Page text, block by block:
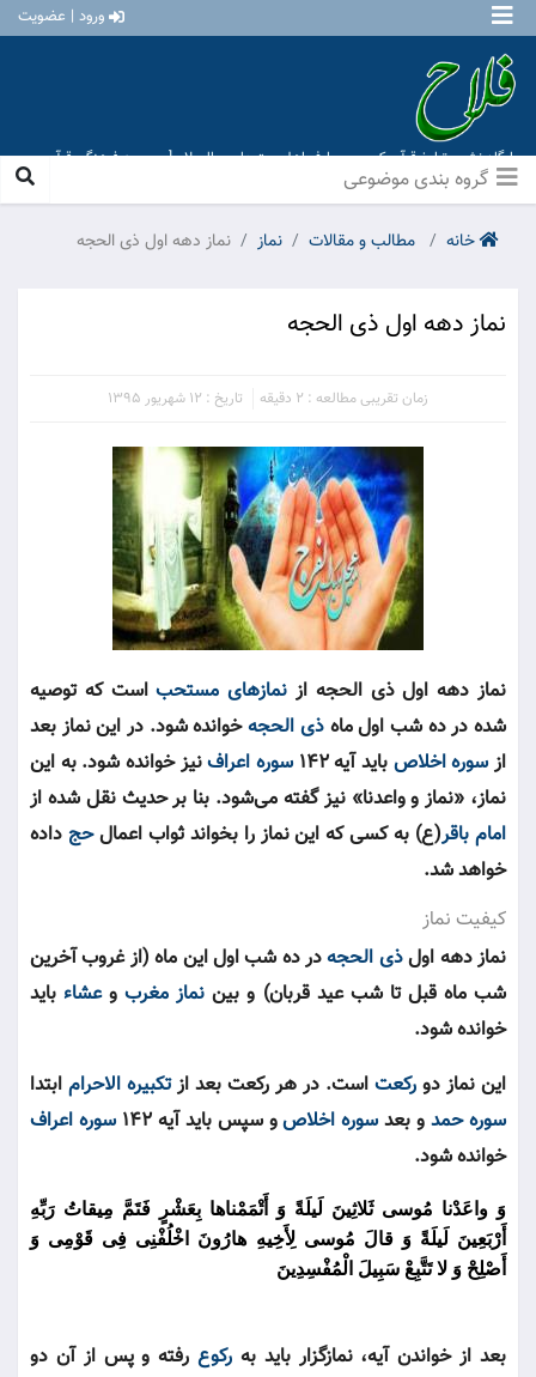
ورود | عضویت
پایگاه نشر و تبلیغ قرآن کریم و معارف اهل بیت علیهم السلام [ موسسه فرهنگی قرآن و
عترت منهاج عشق آباد ]
خانه مطالب و مقالات نماز نماز دهه اول ذی الحجه
نماز دهه اول ذی الحجه
زمان تقریبی مطالعه : 2 دقیقه تاریخ : 12 شهریور 1395
نماز دهه اول ذی الحجه از نمازهای مستحباست که توصیه
شده در ده شب اول ماهذی الحجهخوانده شود. در این نماز بعد
ازسوره اخلاص باید آیه ۱۴۲ سوره اعرافنیز خوانده شود. به این
نماز، «نماز و واعدنا» نیز گفته می‌شود. بنا بر حدیث نقل شده از
امام باقر(ع) به کسی که این نماز را بخواند ثواب اعمالحج داده
خواهد شد.
کیفیت نماز
نماز دهه اولذی الحجهدر ده شب اول این ماه (از غروب آخرین
شب ماه قبل تا شب عید قربان) و بین نماز مغربوعشاء باید
خوانده شود.
این نماز دو رکعت است. در هر رکعت بعد ازتکبیره الاحرام ابتدا
سوره حمدو بعدسوره اخلاصو سپس باید آیه ۱۴۲
سوره اعراف
خوانده شود.
وَ واعَدْنا مُوسی‏ ثَلاثِینَ لَیلَةً وَ أَتْمَمْناها بِعَشْرٍ فَتَمَّ مِیقاتُ رَبِّهِ
أَرْبَعِینَ لَیلَةً وَ قالَ مُوسی‏ لِأَخِیهِ هارُونَ اخْلُفْنِی فِی قَوْمِی وَ
أَصْلِحْ وَ لا تَتَّبِعْ سَبِیلَ الْمُفْسِدِینَ
بعد از خواندن آیه، نمازگزار باید به رکوعرفته و پس از آن دو